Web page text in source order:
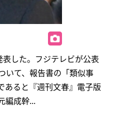
した。フジテレビが公表
いて、報告書の「類似事
あると『週刊文春』電子版
編成幹...